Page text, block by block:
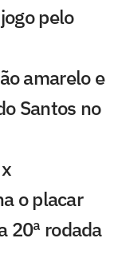
pelo
amarelo e
Santos no
o placar
20ª rodada